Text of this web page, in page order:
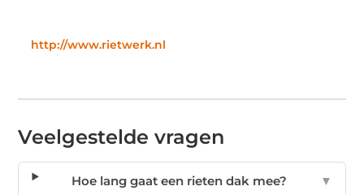
http://www.rietwerk.nl
Veelgestelde vragen
Hoe lang gaat een rieten dak mee? ▼